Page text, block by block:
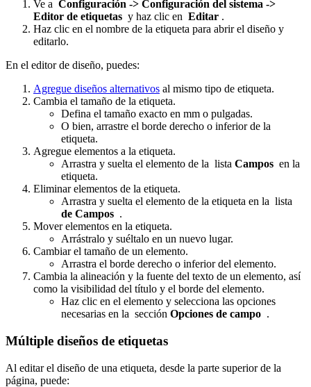
Ve a Configuración -> Configuración del sistema ->
Editor de etiquetas y haz clic en Editar .
Haz clic en el nombre de la etiqueta para abrir el diseño y
editarlo.
En el editor de diseño, puedes:
Agregue diseños alternativos al mismo tipo de etiqueta.
Cambia el tamaño de la etiqueta.
Defina el tamaño exacto en mm o pulgadas.
O bien, arrastre el borde derecho o inferior de la
etiqueta.
Agregue elementos a la etiqueta.
Arrastra y suelta el elemento de la lista Campos en la
etiqueta.
Eliminar elementos de la etiqueta.
Arrastra y suelta el elemento de la etiqueta en la lista
de Campos .
Mover elementos en la etiqueta.
Arrástralo y suéltalo en un nuevo lugar.
Cambiar el tamaño de un elemento.
Arrastra el borde derecho o inferior del elemento.
Cambia la alineación y la fuente del texto de un elemento, así
como la visibilidad del título y el borde del elemento.
Haz clic en el elemento y selecciona las opciones
necesarias en la sección Opciones de campo .
Múltiple diseños de etiquetas
Al editar el diseño de una etiqueta, desde la parte superior de la
página, puede: